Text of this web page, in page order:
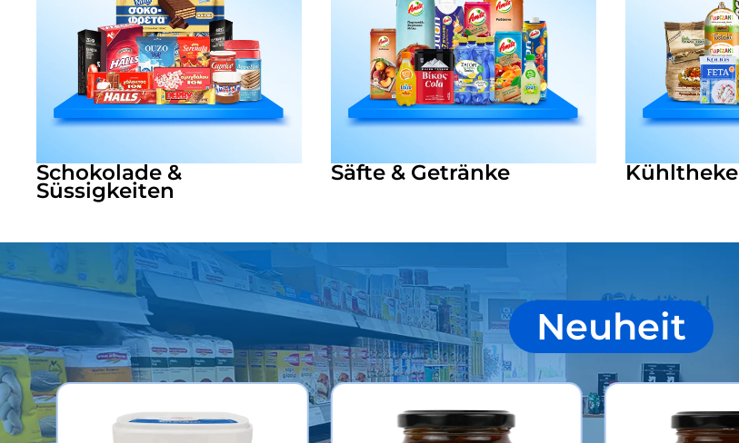
Schokolade &
Süssigkeiten
Säfte & Getränke Kühltheke
Neuheit